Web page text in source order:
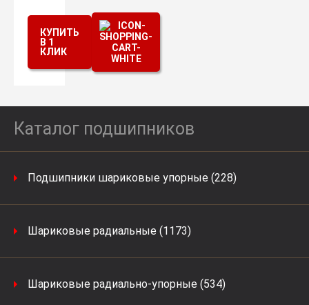
Каталог подшипников
Подшипники шариковые упорные (228)
Шариковые радиальные (1173)
Шариковые радиально-упорные (534)
КУПИТЬ
В 1
КЛИК